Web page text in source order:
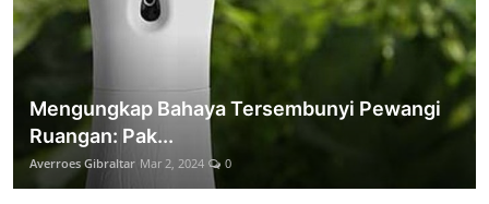
Mengungkap Bahaya Tersembunyi Pewangi
Ruangan: Pak...
Averroes Gibraltar Mar 2, 2024 0